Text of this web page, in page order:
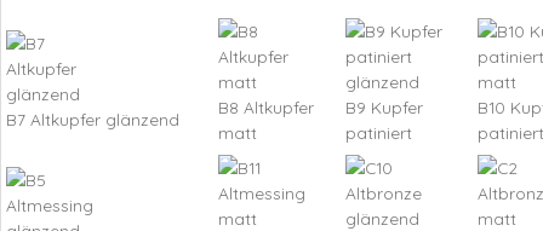
B7 Altkupfer glänzend
B8 Altkupfer
matt
B9 Kupfer
patiniert
B10